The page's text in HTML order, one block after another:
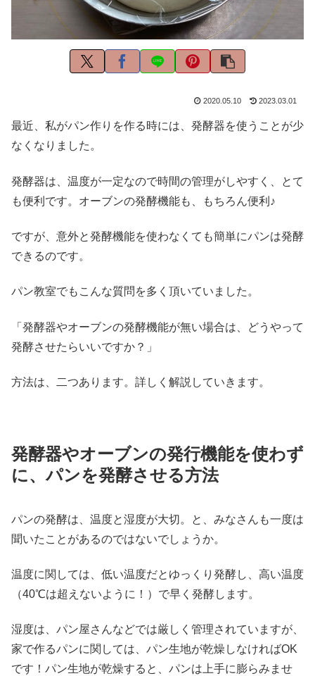
2020.05.10 2023.03.01
最近、私がパン作りを作る時には、発酵器を使うことが少
なくなりました。
発酵器は、温度が一定なので時間の管理がしやすく、とて
も便利です。オーブンの発酵機能も、もちろん便利♪
ですが、意外と発酵機能を使わなくても簡単にパンは発酵
できるのです。
パン教室でもこんな質問を多く頂いていました。
「発酵器やオーブンの発酵機能が無い場合は、どうやって
発酵させたらいいですか？」
方法は、二つあります。詳しく解説していきます。
発酵器やオーブンの発行機能を使わず
に、パンを発酵させる方法
パンの発酵は、温度と湿度が大切。と、みなさんも一度は
聞いたことがあるのではないでしょうか。
温度に関しては、低い温度だとゆっくり発酵し、高い温度
（40℃は超えないように！）で早く発酵します。
湿度は、パン屋さんなどでは厳しく管理されていますが、
家で作るパンに関しては、パン生地が乾燥しなければOK
です！パン生地が乾燥すると、パンは上手に膨らみませ